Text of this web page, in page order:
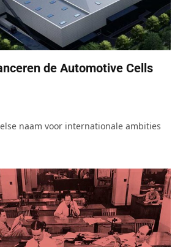
de Automotive Cells
naam voor internationale ambities